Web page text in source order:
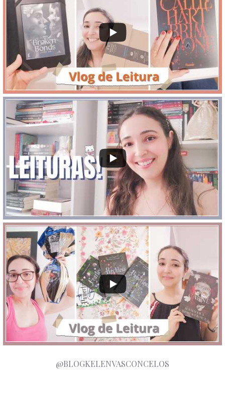
@BLOGKELENVASCONCELOS